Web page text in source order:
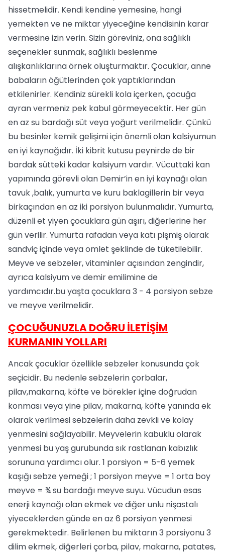
hissetmelidir. Kendi kendine yemesine, hangi
yemekten ve ne miktar yiyeceğine kendisinin karar
vermesine izin verin. Sizin göreviniz, ona sağlıklı
seçenekler sunmak, sağlıklı beslenme
alışkanlıklarına örnek oluşturmaktır. Çocuklar, anne
babaların öğütlerinden çok yaptıklarından
etkilenirler. Kendiniz sürekli kola içerken, çocuğa
ayran vermeniz pek kabul görmeyecektir. Her gün
en az su bardağı süt veya yoğurt verilmelidir. Çünkü
bu besinler kemik gelişimi için önemli olan kalsiyumun
en iyi kaynağıdır. İki kibrit kutusu peynirde de bir
bardak sütteki kadar kalsiyum vardır. Vücuttaki kan
yapımında görevli olan Demir’in en iyi kaynağı olan
tavuk ,balık, yumurta ve kuru baklagillerin bir veya
birkaçından en az iki porsiyon bulunmalıdır. Yumurta,
düzenli et yiyen çocuklara gün aşırı, diğerlerine her
gün verilir. Yumurta rafadan veya katı pişmiş olarak
sandviç içinde veya omlet şeklinde de tüketilebilir.
Meyve ve sebzeler, vitaminler açısından zengindir,
ayrıca kalsiyum ve demir emilimine de
yardımcıdır.bu yaşta çocuklara 3 - 4 porsiyon sebze
ve meyve verilmelidir.
ÇOCUĞUNUZLA DOĞRU İLETİŞİM
KURMANIN YOLLARI
Ancak çocuklar özellikle sebzeler konusunda çok
seçicidir. Bu nedenle sebzelerin çorbalar,
pilav,makarna, köfte ve börekler içine doğrudan
konması veya yine pilav, makarna, köfte yanında ek
olarak verilmesi sebzelerin daha zevkli ve kolay
yenmesini sağlayabilir. Meyvelerin kabuklu olarak
yenmesi bu yaş gurubunda sık rastlanan kabızlık
sorununa yardımcı olur. 1 porsiyon = 5-6 yemek
kaşığı sebze yemeği ; 1 porsiyon meyve = 1 orta boy
meyve = ¾ su bardağı meyve suyu. Vücudun esas
enerji kaynağı olan ekmek ve diğer unlu nişastalı
yiyeceklerden günde en az 6 porsiyon yenmesi
gerekmektedir. Belirlenen bu miktarın 3 porsiyonu 3
dilim ekmek, diğerleri çorba, pilav, makarna, patates,